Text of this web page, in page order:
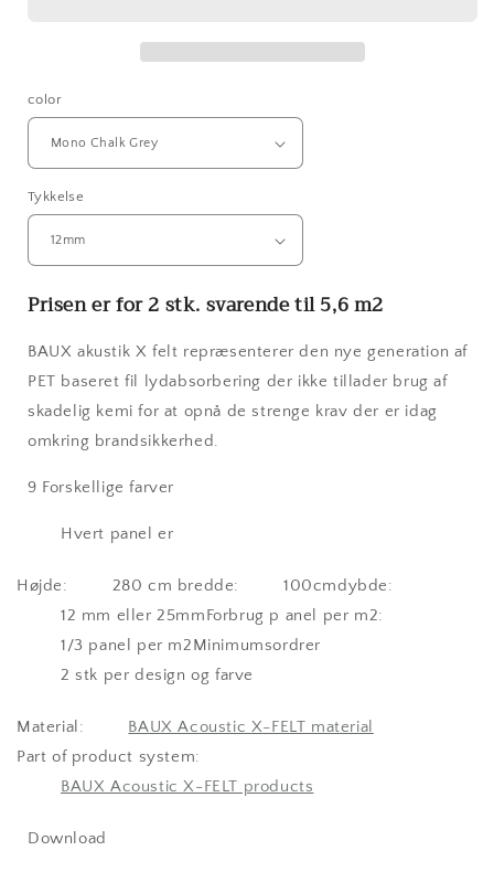
color
Tykkelse
Prisen er for 2 stk. svarende til 5,6 m2
BAUX akustik X felt repræsenterer den nye generation af
PET baseret fil lydabsorbering der ikke tillader brug af
skadelig kemi for at opnå de strenge krav der er idag
omkring brandsikkerhed.
9 Forskellige farver
Hvert panel er
Højde: 280 cm bredde: 100cmdybde:
12 mm eller 25mmForbrug p anel per m2:
1/3 panel per m2Minimumsordrer
2 stk per design og farve
Material:
BAUX Acoustic X-FELT material
Part of product system:
BAUX Acoustic X-FELT products
Download